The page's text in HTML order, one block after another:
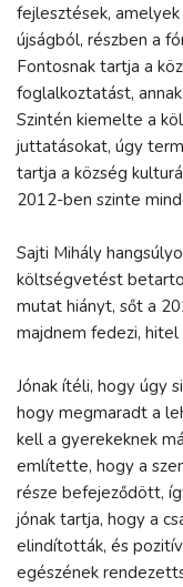
fejlesztések,
újságból, részben a
Fontosnak tartja a
foglalkoztatást,
Szintén kiemelte a
juttatásokat, úgy
tartja a község
2012-ben szinte
Sajti Mihály
költségvetést
mutat hiányt, sőt a
majdnem fedezi,
Jónak ítéli, hogy úgy
hogy megmaradt a
kell a gyerekeknek
említette, hogy a
része befejeződött,
jónak tartja, hogy a
elindították, és
egészének